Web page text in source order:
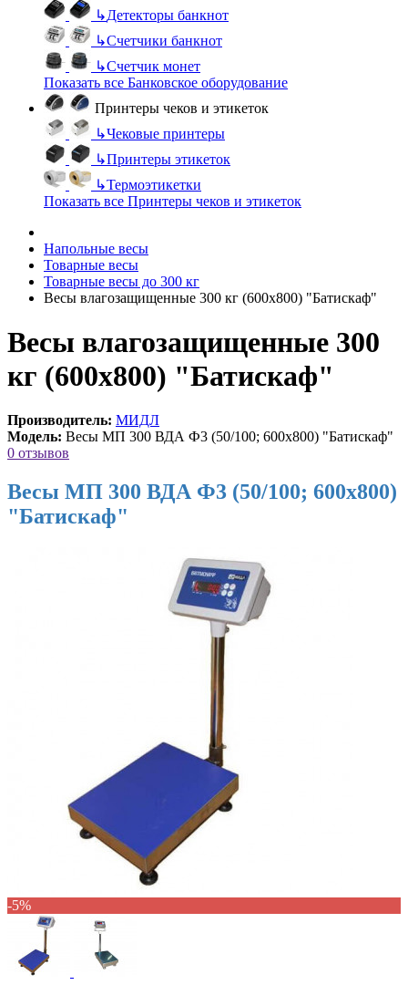
↳Детекторы банкнот
↳Счетчики банкнот
↳Счетчик монет
Показать все Банковское оборудование
Принтеры чеков и этикеток
↳Чековые принтеры
↳Принтеры этикеток
↳Термоэтикетки
Показать все Принтеры чеков и этикеток
Напольные весы
Товарные весы
Товарные весы до 300 кг
Весы влагозащищенные 300 кг (600х800) "Батискаф"
Весы влагозащищенные 300
кг (600х800) "Батискаф"
Производитель: МИДЛ
Модель: Весы МП 300 ВДА Ф3 (50/100; 600х800) "Батискаф"
0 отзывов
Весы МП 300 ВДА Ф3 (50/100; 600х800)
"Батискаф"
-5%